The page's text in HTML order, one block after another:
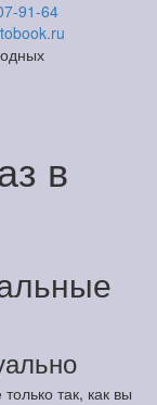
91-64
в
так, как вы